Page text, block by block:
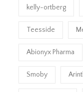
kelly-ortberg
Teesside
Abionyx Pharma
Smoby